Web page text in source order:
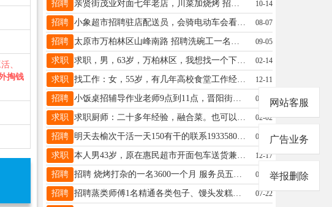
、
掏钱
招聘 亲贤街茂业对面七年老店，川菜加烧烤 招聘服务员三名 3800-4500元 洗碗工一名3500元 宿舍有淋浴，全自动洗衣机， 每月15日准时发工资 联系电话：15035188181 10-14
招聘 小象超市招聘驻店配送员，会骑电动车会看导航就可以做，只送一家店，都是超市的东西蔬菜水果牛奶米面油之类的日用品，感兴趣的朋友请联系18234090508 08-07
招聘 太原市万柏林区山峰南路 招聘洗碗工一名，工资3800，干的好有奖金 配菜中工一名工资4500，干的好有奖金 大同凉菜师傅一名，工资面谈 以上人员月休3天，上班9个半小时，有意者电联 联系电话18035285991 09-05
求职 求职，男，63岁，万柏林区，我想找一个下夜的工作（饭店，最佳）比如，下夜时间，需要我打杂，也行，谢谢！电话，15234113131 02-14
求职 找工作：女，55岁，有几年高校食堂工作经历，踏实肯干，手脚麻利，联系电话15110385884 12-11
招聘 小饭桌招辅导作业老师9点到11点，晋阳街附近，联系电话13834241854 09-02
求职 求职厨师：二十多年经验，融合菜。也可以加工食材。 微店：18235141493 02-02
招聘 明天去榆次干活一天150有干的联系19335804616 08-31
求职 本人男43岁，原在惠民超市开面包车送货兼职卤肉，欲找一份合适工作。18935193525 12-17
招聘 招聘 烧烤打杂的一名3600一个月 服务员五名3600一个月 招聘暑假工五名3000一个月 地址 ：山西省太原市小店区北营街道枣园东路和枣园南街交叉口距你300米 联系电话13623625595 05-28
招聘 招聘蒸类师傅1名精通各类包子、馒头发糕油糕制作，手艺熟练、出品稳定。 薪资待遇优厚，月薪4000+元以上。 理货售卖员3名 月薪3000 要求：女工优先做事认真负责，有相关工作经验，手脚麻利。 有意者直接电话联系：13753556936最好加微信干活听不见 地址:义井十六中公交站旁 07-22
网站客服
广告业务
举报删除